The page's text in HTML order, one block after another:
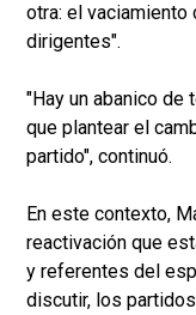
otra: el vaciamiento
dirigentes".
"Hay un abanico
que plantear el
partido", continuó.
En este contexto,
reactivación que
y referentes del
discutir, los